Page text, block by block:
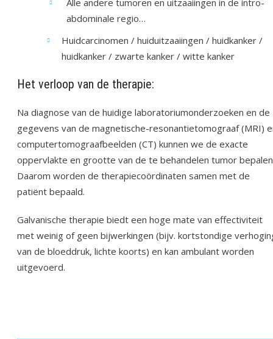
Alle andere tumoren en uitzaaiingen in de intro-
abdominale regio…
Huidcarcinomen / huiduitzaaiingen / huidkanker /
huidkanker / zwarte kanker / witte kanker
Het verloop van de therapie:
Na diagnose van de huidige laboratoriumonderzoeken en de
gegevens van de magnetische-resonantietomograaf (MRI)
computertomograafbeelden (CT) kunnen we de exacte
oppervlakte en grootte van de te behandelen tumor
Daarom worden de therapiecoördinaten samen met de
patiënt bepaald.
Galvanische therapie biedt een hoge mate van effectiviteit
met weinig of geen bijwerkingen (bijv. kortstondige
van de bloeddruk, lichte koorts) en kan ambulant worden
uitgevoerd.